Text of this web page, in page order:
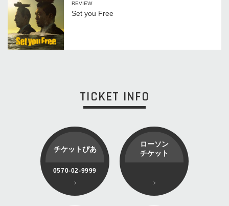
REVIEW
Set you Free
TICKET INFO
チケットぴあ
0570-02-9999
ローソン
チケット